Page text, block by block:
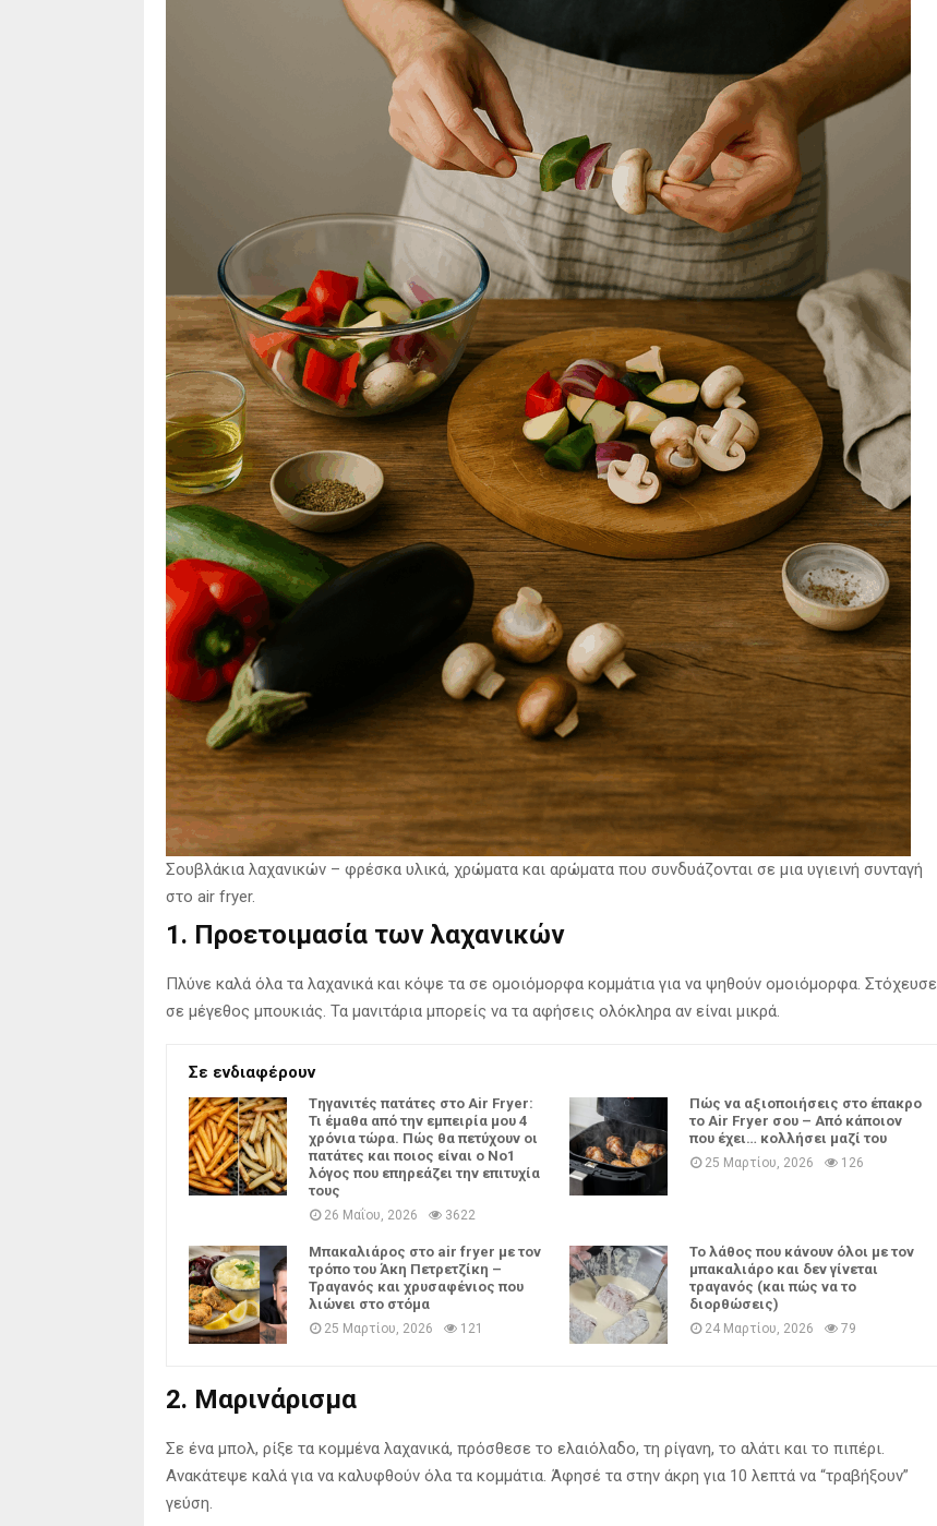
Σουβλάκια λαχανικών – φρέσκα υλικά, χρώματα και αρώματα που συνδυάζονται σε μια υγιεινή συνταγή
στο air fryer.
1. Προετοιμασία των λαχανικών
Πλύνε καλά όλα τα λαχανικά και κόψε τα σε ομοιόμορφα κομμάτια για να ψηθούν ομοιόμορφα. Στόχευσε
σε μέγεθος μπουκιάς. Τα μανιτάρια μπορείς να τα αφήσεις ολόκληρα αν είναι μικρά.
Σε ενδιαφέρουν
Tηγανιτές πατάτες στο Air Fryer:
Τι έμαθα από την εμπειρία μου 4
χρόνια τώρα. Πώς θα πετύχουν οι
πατάτες και ποιος είναι ο Νο1
λόγος που επηρεάζει την επιτυχία
τους
26 Μαΐου, 2026 3622
Πώς να αξιοποιήσεις στο έπακρο
το Air Fryer σου – Από κάποιον
που έχει… κολλήσει μαζί του
25 Μαρτίου, 2026 126
Μπακαλιάρος στο air fryer με τον
τρόπο του Άκη Πετρετζίκη –
Τραγανός και χρυσαφένιος που
λιώνει στο στόμα
25 Μαρτίου, 2026 121
Το λάθος που κάνουν όλοι με τον
μπακαλιάρο και δεν γίνεται
τραγανός (και πώς να το
διορθώσεις)
24 Μαρτίου, 2026 79
2. Μαρινάρισμα
Σε ένα μπολ, ρίξε τα κομμένα λαχανικά, πρόσθεσε το ελαιόλαδο, τη ρίγανη, το αλάτι και το πιπέρι.
Ανακάτεψε καλά για να καλυφθούν όλα τα κομμάτια. Άφησέ τα στην άκρη για 10 λεπτά να “τραβήξουν”
γεύση.